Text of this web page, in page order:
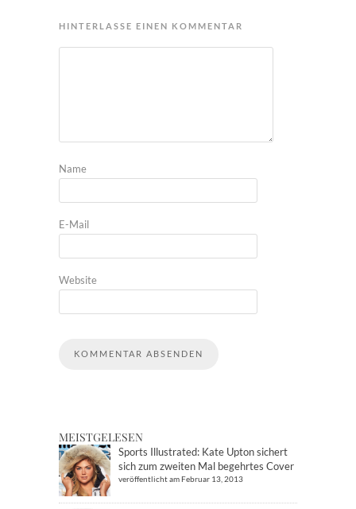
HINTERLASSE EINEN KOMMENTAR
Name
E-Mail
Website
MEISTGELESEN
Sports Illustrated: Kate Upton sichert
sich zum zweiten Mal begehrtes Cover
veröffentlicht am Februar 13, 2013